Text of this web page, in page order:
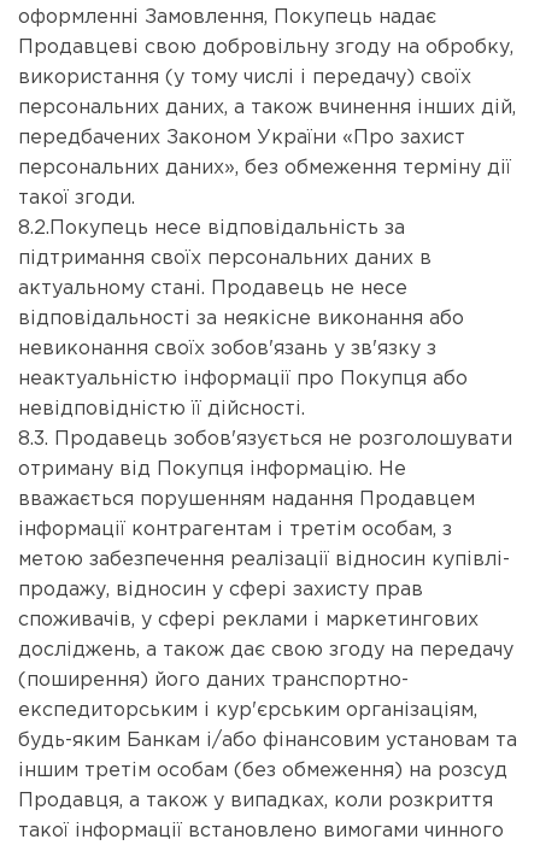
оформленні Замовлення, Покупець надає
Продавцеві свою добровільну згоду на обробку,
використання (у тому числі і передачу) своїх
персональних даних, а також вчинення інших дій,
передбачених Законом України «Про захист
персональних даних», без обмеження терміну дії
такої згоди.
8.2.Покупець несе відповідальність за
підтримання своїх персональних даних в
актуальному стані. Продавець не несе
відповідальності за неякісне виконання або
невиконання своїх зобов'язань у зв'язку з
неактуальністю інформації про Покупця або
невідповідністю її дійсності.
8.3. Продавець зобов'язується не розголошувати
отриману від Покупця інформацію. Не
вважається порушенням надання Продавцем
інформації контрагентам і третім особам, з
метою забезпечення реалізації відносин купівлі-
продажу, відносин у сфері захисту прав
споживачів, у сфері реклами і маркетингових
досліджень, а також дає свою згоду на передачу
(поширення) його даних транспортно-
експедиторським і кур'єрським організаціям,
будь-яким Банкам і/або фінансовим установам та
іншим третім особам (без обмеження) на розсуд
Продавця, а також у випадках, коли розкриття
такої інформації встановлено вимогами чинного